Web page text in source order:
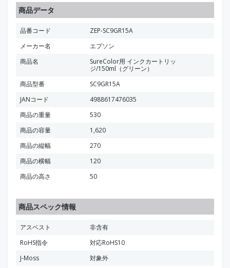
商品データ
品番コード
ZEP-SC9GR15A
メーカー名
エプソン
商品名
SureColor用 インクカートリッ
ジ/150ml（グリーン）
商品型番
SC9GR15A
JANコード
4988617476035
商品の重量
530
商品の容量
1,620
商品の縦幅
270
商品の横幅
120
商品の高さ
50
商品スペック情報
アスベスト
非含有
RoHS指令
対応RoHS10
J-Moss
対象外